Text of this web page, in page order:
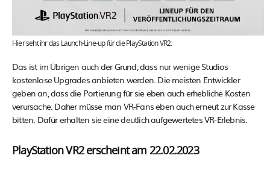
Hier seht ihr das Launch-Line-up für die PlayStation VR2.
Das ist im Übrigen auch der Grund, dass nur wenige Studios
kostenlose Upgrades anbieten werden. Die meisten Entwickler
geben an, dass die Portierung für sie eben auch erhebliche Kosten
verursache. Daher müsse man VR-Fans eben auch erneut zur Kasse
bitten. Dafür erhalten sie eine deutlich aufgewertetes VR-Erlebnis.
PlayStation VR2 erscheint am 22.02.2023